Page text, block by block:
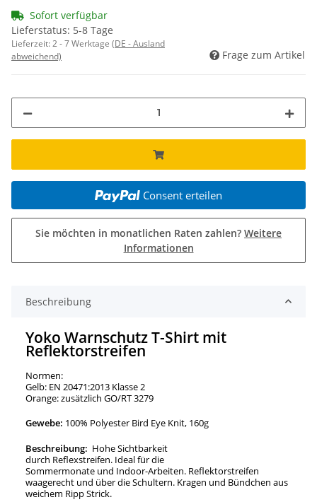
Sofort verfügbar
Lieferstatus: 5-8 Tage
Lieferzeit:2 - 7 Werktage (DE - Ausland
abweichend)
Frage zum Artikel
Consent erteilen
Sie möchten in monatlichen Raten zahlen? Weitere
Informationen
Beschreibung
Yoko Warnschutz T-Shirt mit
Reflektorstreifen
Normen:
Gelb: EN 20471:2013 Klasse 2
Orange: zusätzlich GO/RT 3279
Gewebe: 100% Polyester Bird Eye Knit, 160g
Beschreibung: Hohe Sichtbarkeit
durch Reflexstreifen. Ideal für die
Sommermonate und Indoor-Arbeiten. Reflektorstreifen
waagerecht und über die Schultern. Kragen und Bündchen aus
weichem Ripp Strick.